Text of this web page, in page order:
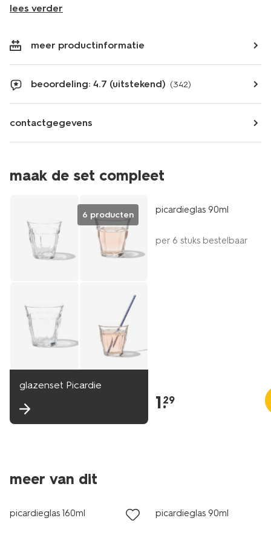
lees verder
meer productinformatie
beoordeling: 4.7 (uitstekend) (342)
contactgegevens
maak de set compleet
6 producten
glazenset Picardie
picardieglas 90ml
per 6 stuks bestelbaar
1.
29
meer van dit
picardieglas 160ml picardieglas 90ml